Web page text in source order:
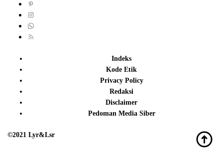
Indeks
Kode Etik
Privacy Policy
Redaksi
Disclaimer
Pedoman Media Siber
©2021 Lyr&Lsr